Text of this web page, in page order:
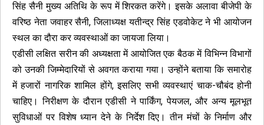
सिंह सैनी मुख्य अतिथि के रूप में शिरकत करेंगे। इसके अलावा बीजेपी के
वरिष्ठ नेता जवाहर सैनी, जिलाध्यक्ष यतीन्द्र सिंह एडवोकेट ने भी आयोजन
स्थल का दौरा कर व्यवस्थाओं का जायजा लिया।
एडीसी लक्षित सरीन की अध्यक्षता में आयोजित एक बैठक में विभिन्न विभागों
को उनकी जिम्मेदारियों से अवगत कराया गया। उन्होंने बताया कि समारोह
में हजारों नागरिक शामिल होंगे, इसलिए सभी व्यवस्थाएं चाक-चौबंद होनी
चाहिए। निरीक्षण के दौरान एडीसी ने पार्किंग, पेयजल, और अन्य मूलभूत
सुविधाओं पर विशेष ध्यान देने के निर्देश दिए। तीन मंचों के निर्माण और